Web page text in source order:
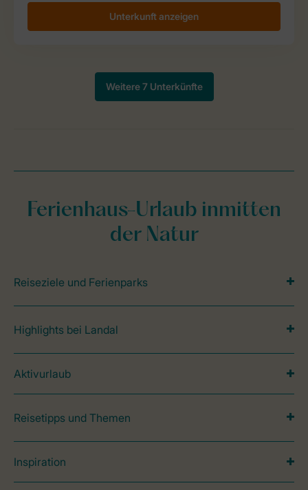
Ferienhaus-Urlaub inmitten
der Natur
Reiseziele und Ferienparks
Highlights bei Landal
Aktivurlaub
Reisetipps und Themen
Inspiration